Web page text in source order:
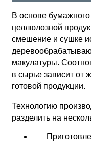
В основе бумажного
целлюлозной
смешение и сушке
макулатуры.
в сырье зависит от
готовой продукции.
Технологию
разделить на